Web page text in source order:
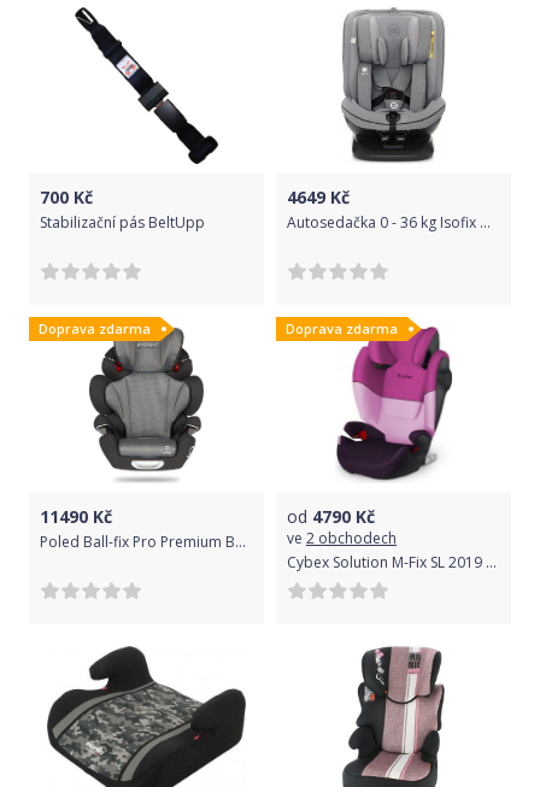
700 Kč
Stabilizační pás BeltUpp
4649 Kč
Autosedačka 0 - 36 kg Isofix Hevelius 2020 - grey melange
Doprava zdarma
11490 Kč
Poled Ball-fix Pro Premium Bohemian Gray 2020
Doprava zdarma
od 4790 Kč
ve 2 obchodech
Cybex Solution M-Fix SL 2019 purple rain